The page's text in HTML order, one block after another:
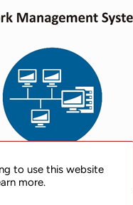
to use this website
more.